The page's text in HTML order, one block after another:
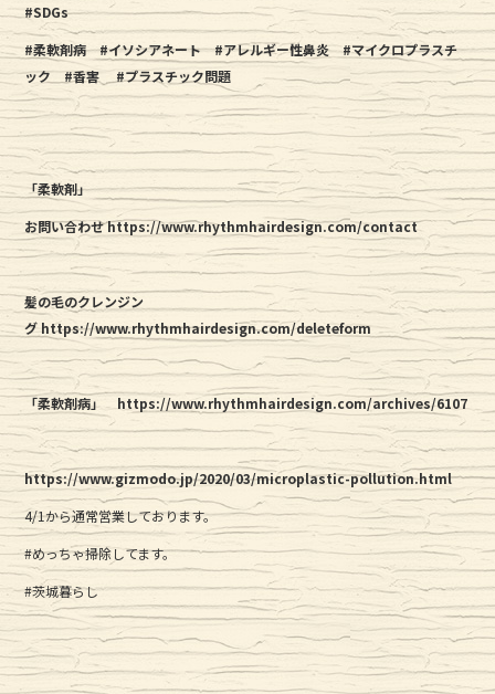
#SDGs
#柔軟剤病
#イソシアネート #アレルギー性鼻炎
#マイクロプラスチ
ック
#香害 #プラスチック問題
「柔軟剤」
お問い合わせ https://www.rhythmhairdesign.com/contact
髪の毛のクレンジン
グ https://www.rhythmhairdesign.com/deleteform
「柔軟剤病」 https://www.rhythmhairdesign.com/archives/6107
https://www.gizmodo.jp/2020/03/microplastic-pollution.html
4/1から通常営業しております。
#めっちゃ掃除してます。
#茨城暮らし